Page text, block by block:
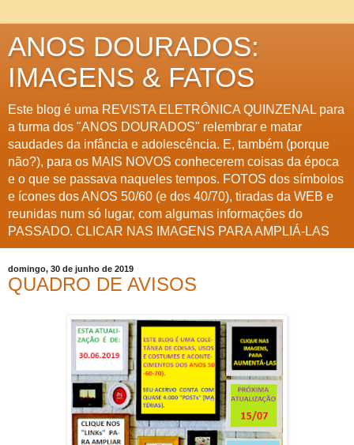
ANOS DOURADOS:
IMAGENS & FATOS
Este blog é uma REVISTA ELETRÔNICA QUINZENAL para
a turma dos "ANOS DOURADOS" relembrar e matar
saudades da infância e adolescência. E, também (porque
não?), para os MAIS NOVOS conhecerem coisas da época
e o que se passava naqueles tempos. FOTOS dos símbolos
e ícones dos ANOS 50/60 (e dos 40/70), tiradas da WEB e
reunidas num só lugar, com algumas informações do
PASSADO. CLICAR NAS IMAGENS PARA AMPLIÁ-LAS
domingo, 30 de junho de 2019
QUADRO DE AVISOS